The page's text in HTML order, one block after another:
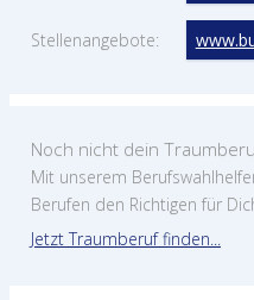
Stellenangebote:
Noch nicht dein
Mit unserem
Berufen den Richtigen für
Jetzt Traumberuf finden...